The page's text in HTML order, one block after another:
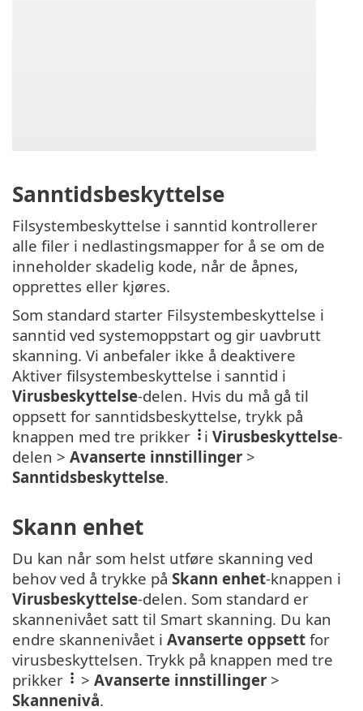
Sanntidsbeskyttelse
Filsystembeskyttelse i sanntid kontrollerer
alle filer i nedlastingsmapper for å se om de
inneholder skadelig kode, når de åpnes,
opprettes eller kjøres.
Som standard starter Filsystembeskyttelse i
sanntid ved systemoppstart og gir uavbrutt
skanning. Vi anbefaler ikke å deaktivere
Aktiver filsystembeskyttelse i sanntid i
Virusbeskyttelse-delen. Hvis du må gå til
oppsett for sanntidsbeskyttelse, trykk på
knappen med tre prikker
i Virusbeskyttelse-
delen > Avanserte innstillinger >
Sanntidsbeskyttelse.
Skann enhet
Du kan når som helst utføre skanning ved
behov ved å trykke på Skann enhet-knappen i
Virusbeskyttelse-delen. Som standard er
skannenivået satt til Smart skanning. Du kan
endre skannenivået i Avanserte oppsett for
virusbeskyttelsen. Trykk på knappen med tre
prikker
> Avanserte innstillinger >
Skannenivå.